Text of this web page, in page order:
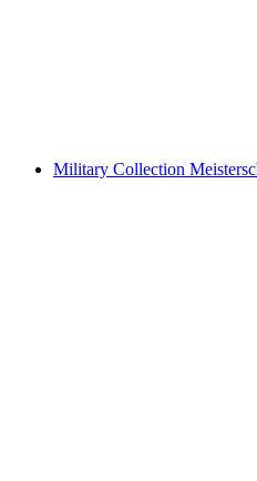
Military Collection